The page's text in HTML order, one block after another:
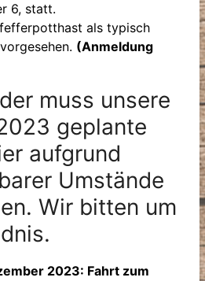
6, statt.
als typisch
(Anmeldung
muss unsere
geplante
aufgrund
Umstände
Wir bitten um
2023: Fahrt zum